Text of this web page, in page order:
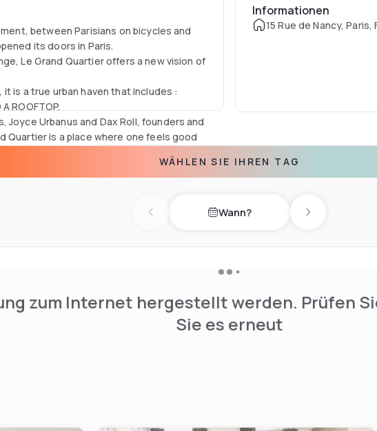
between Parisians on bicycles and
its doors in Paris.
Le Grand Quartier offers a new vision of
is a true urban haven that includes :
ROOFTOP.
Urbanus and Dax Roll, founders and
Quartier is a place where one feels good
Informationen
15 Rue de Nancy, Paris,
WÄHLEN SIE IHREN TAG
Previous day Wann? Next day
zum Internet hergestellt werden. Prüfen
Sie es erneut